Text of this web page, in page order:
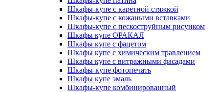
Шкафы-купе с каретной стяжкой
Шкафы-купе с кожаными вставками
Шкафы-купе с пескоструйным рисунком
Шкафы купе ОРАКАЛ
Шкафы купе с фацетом
Шкафы купе с химическим травлением
Шкафы купе с витражными фасадами
Шкафы-купе фотопечать
Шкафы купе эмаль
Шкафы-купе комбинированный